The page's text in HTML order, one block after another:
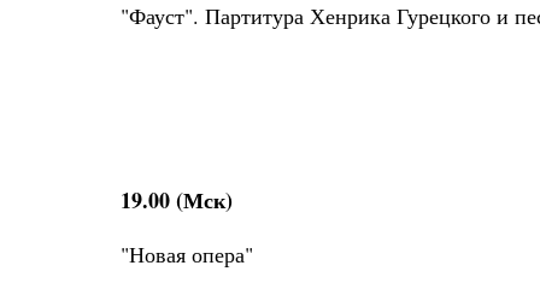
"Фауст". Партитура Хенрика Гурецкого и
19.00 (Мск)
"Новая опера"